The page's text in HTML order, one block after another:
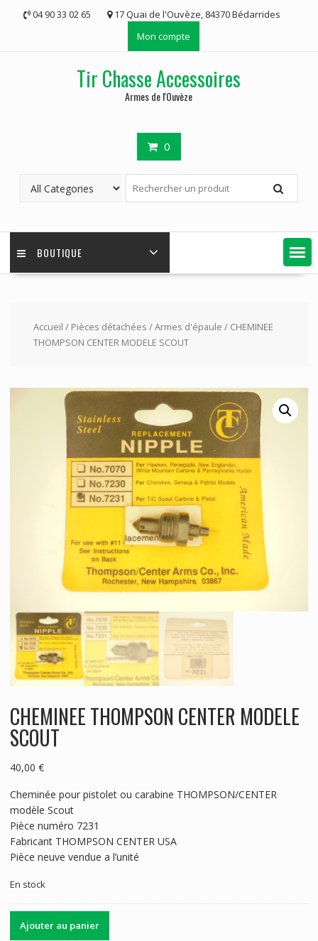
04 90 33 02 65
17 Quai de l'Ouvèze, 84370 Bédarrides
Mon compte
Tir Chasse Accessoires
Armes de l'Ouvèze
0
BOUTIQUE
Accueil / Pièces détachées /Armes d'épaule / CHEMINEE
THOMPSON CENTER MODELE SCOUT
CHEMINEE THOMPSON CENTER MODELE
SCOUT
40,00 €
Cheminée pour pistolet ou carabine THOMPSON/CENTER
modèle Scout
Pièce numéro 7231
Fabricant THOMPSON CENTER USA
Pièce neuve vendue a l’unité
En stock
de
Ajouter au panier